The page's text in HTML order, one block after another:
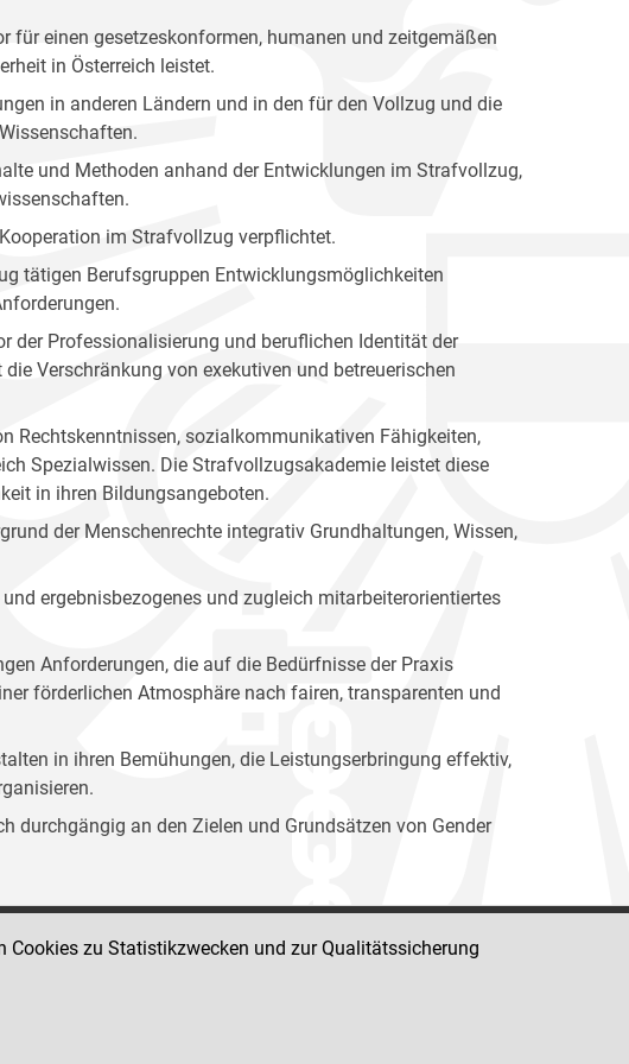
für einen gesetzeskonformen, humanen und zeitgemäßen
in Österreich leistet.
in anderen Ländern und in den für den Vollzug und die
und Methoden anhand der Entwicklungen im Strafvollzug,
im Strafvollzug verpflichtet.
tätigen Berufsgruppen Entwicklungsmöglichkeiten
der Professionalisierung und beruflichen Identität der
Verschränkung von exekutiven und betreuerischen
Rechtskenntnissen, sozialkommunikativen Fähigkeiten,
Spezialwissen. Die Strafvollzugsakademie leistet diese
in ihren Bildungsangeboten.
der Menschenrechte integrativ Grundhaltungen, Wissen,
ergebnisbezogenes und zugleich mitarbeiterorientiertes
Anforderungen, die auf die Bedürfnisse der Praxis
förderlichen Atmosphäre nach fairen, transparenten und
in ihren Bemühungen, die Leistungserbringung effektiv,
durchgängig an den Zielen und Grundsätzen von Gender
Cookies zu Statistikzwecken und zur Qualitätssicherung